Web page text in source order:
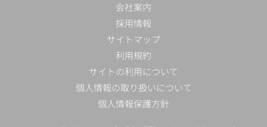
会社案内
採用情報
サイトマップ
利用規約
サイトの利用について
個人情報の取り扱いについて
個人情報保護方針